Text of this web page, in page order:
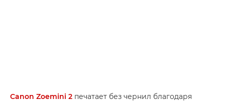
Canon Zoemini 2 печатает без чернил благодаря